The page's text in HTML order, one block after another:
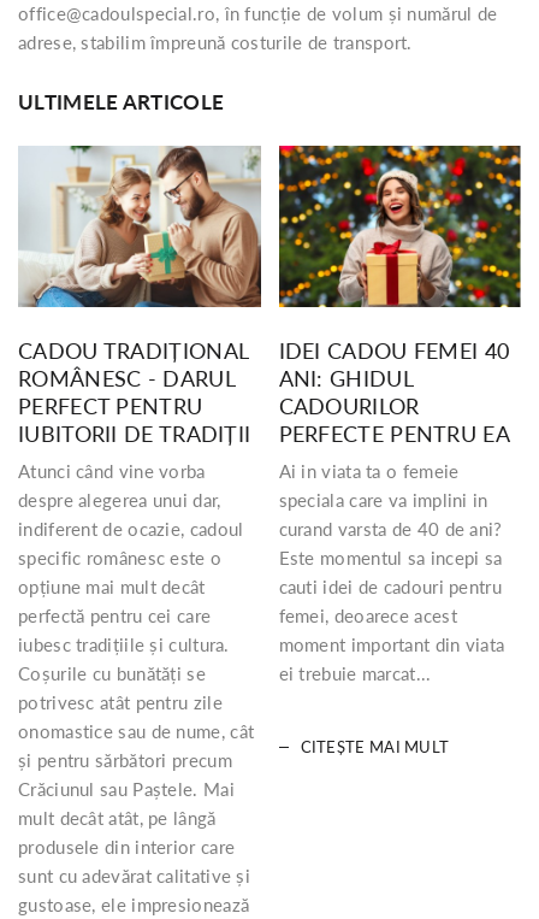
office@cadoulspecial.ro, în funcție de volum și numărul de
adrese, stabilim împreună costurile de transport.
ULTIMELE ARTICOLE
CADOU TRADIȚIONAL
ROMÂNESC - DARUL
PERFECT PENTRU
IUBITORII DE TRADIȚII
Atunci când vine vorba
despre alegerea unui dar,
indiferent de ocazie, cadoul
specific românesc este o
opțiune mai mult decât
perfectă pentru cei care
iubesc tradițiile și cultura.
Coșurile cu bunătăți se
potrivesc atât pentru zile
onomastice sau de nume, cât
și pentru sărbători precum
Crăciunul sau Paștele. Mai
mult decât atât, pe lângă
produsele din interior care
sunt cu adevărat calitative și
gustoase, ele impresionează
IDEI CADOU FEMEI 40
ANI: GHIDUL
CADOURILOR
PERFECTE PENTRU EA
Ai in viata ta o femeie
speciala care va implini in
curand varsta de 40 de ani?
Este momentul sa incepi sa
cauti idei de cadouri pentru
femei, deoarece acest
moment important din viata
ei trebuie marcat...
CITEȘTE MAI MULT